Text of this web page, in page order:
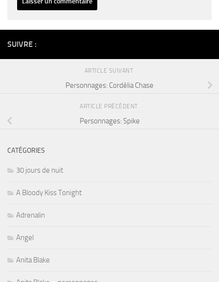
SUIVRE :
ARTICLE SUIVANT
Personnages: Cordélia Chase
ARTICLE PRÉCÉDENT
Personnages: Spike
CATÉGORIES
30 jours de nuit
A Bloody Kiss Tonight
Adrenalin
Angel
Anita Blake